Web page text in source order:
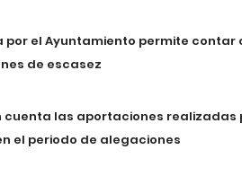
el Ayuntamiento permite contar
de escasez
cuenta las aportaciones
el periodo de alegaciones